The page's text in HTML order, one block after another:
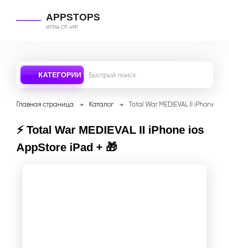
APPSTOPS
ИГРЫ ОТ 49Р
КАТЕГОРИИ
Главная страница Каталог Total War MEDIEVAL II iPhone
⚡️ Total War MEDIEVAL II iPhone ios
AppStore iPad + 🎁